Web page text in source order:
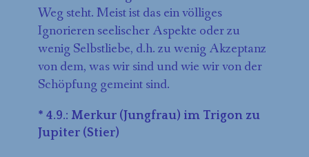
Weg steht. Meist ist das ein völliges
Ignorieren seelischer Aspekte oder zu
wenig Selbstliebe, d.h. zu wenig Akzeptanz
von dem, was wir sind und wie wir von der
Schöpfung gemeint sind.
* 4.9.: Merkur (Jungfrau) im Trigon zu
Jupiter (Stier)